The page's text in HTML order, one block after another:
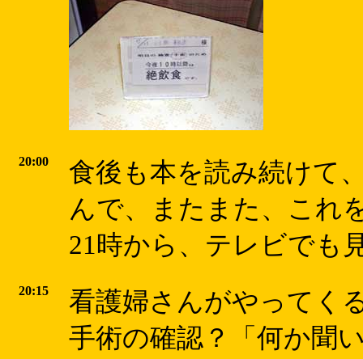
20:00
食後も本を読み続けて
んで、またまた、これ
21時から、テレビでも
20:15
看護婦さんがやってく
手術の確認？「何か聞